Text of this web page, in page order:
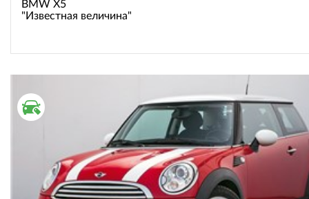
BMW X5
"Известная величина"